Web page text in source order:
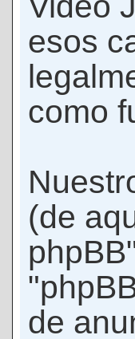
esos
como
(de
de